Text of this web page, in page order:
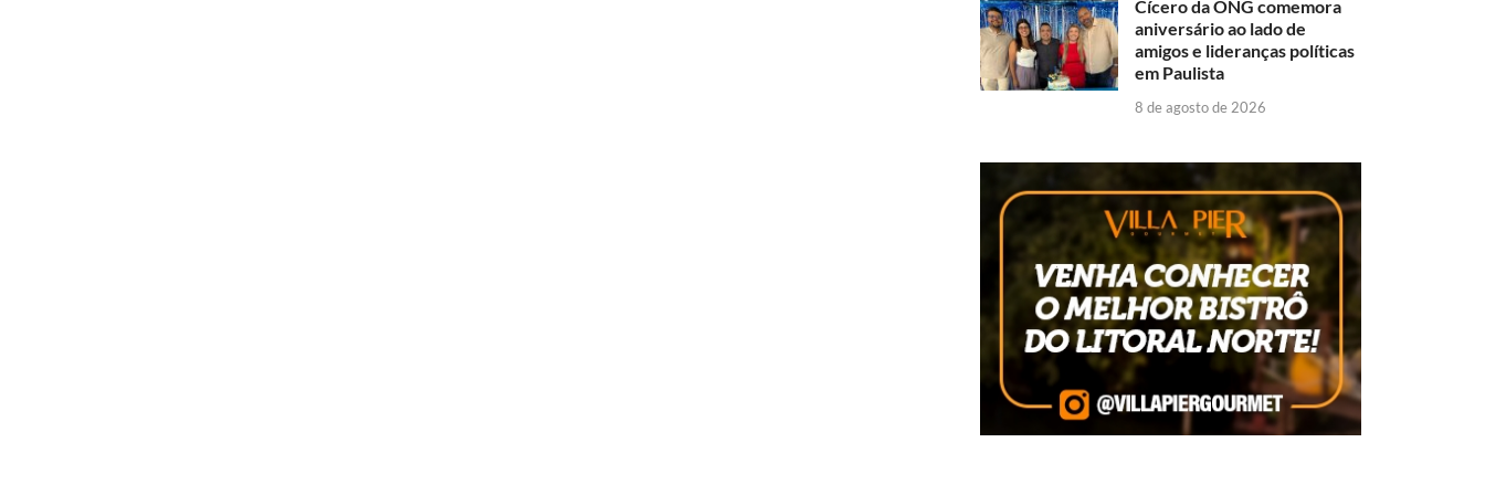
Cícero da ONG comemora
aniversário ao lado de
amigos e lideranças políticas
em Paulista
8 de agosto de 2026